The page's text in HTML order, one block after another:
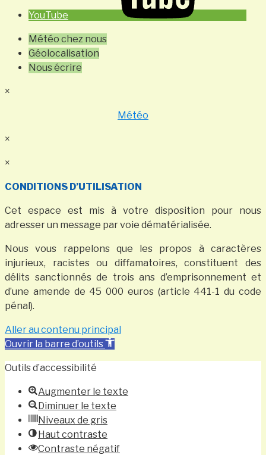
YouTube
Météo chez nous
Géolocalisation
Nous écrire
×
Météo
×
×
CONDITIONS D’UTILISATION
Cet espace est mis à votre disposition pour nous
adresser un message par voie dématérialisée.
Nous vous rappelons que les propos à caractères
injurieux, racistes ou diffamatoires, constituent des
délits sanctionnés de trois ans d’emprisonnement et
d’une amende de 45 000 euros (article 441-1 du code
pénal).
Aller au contenu principal
Ouvrir la barre d’outils
Outils d’accessibilité
Augmenter le texte
Diminuer le texte
Niveaux de gris
Haut contraste
Contraste négatif